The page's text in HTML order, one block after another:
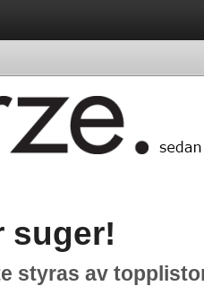
suger!
styras av